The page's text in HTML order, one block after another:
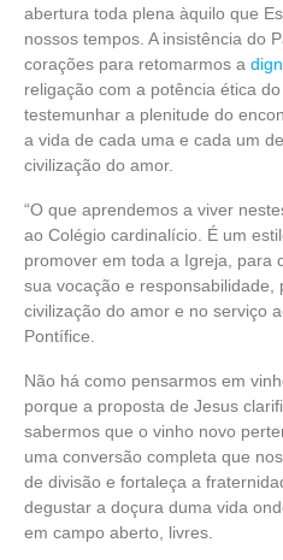
abertura toda plena àquilo que
nossos tempos. A insistência do
corações para retomarmos a
religação com a potência ética
testemunhar a plenitude do
a vida de cada uma e cada um
civilização do amor.
“O que aprendemos a viver
ao Colégio cardinalício. É um
promover em toda a Igreja, para
sua vocação e responsabilidade,
civilização do amor e no serviço
Pontífice.
Não há como pensarmos em
porque a proposta de Jesus
sabermos que o vinho novo
uma conversão completa que
de divisão e fortaleça a
degustar a doçura duma vida
em campo aberto, livres.